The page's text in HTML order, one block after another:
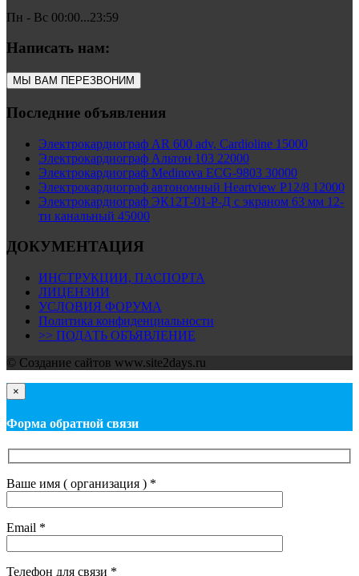
Пн - Вс 00:00...23:59
Написать нам:
МЫ ВАМ ПЕРЕЗВОНИМ
Последние объявления
Электрокардиограф AR 600 adv, Cardioline 15000
Электрокардиограф Альтон 103 22000
Электрокардиограф Medinova ECG-9803 30000
Электрокардиограф автономный Heartview P12/8 12000
Электрокардиограф ЭК12Т-01-Р-Д с экраном 63 мм 12-
ти канальный 45000
ДОКУМЕНТАЦИЯ
ИНСТРУКЦИИ, ПАСПОРТА
ЛИЦЕНЗИИ
УСЛОВИЯ ФОРУМА
Политика конфиденциальности
>> ПОДАТЬ ОБЪЯВЛЕНИЕ
© Cоздание сайтов www.site2days.ru
×
Форма обратной связи
Ваше имя ( организация ) *
Email *
Телефон для связи *